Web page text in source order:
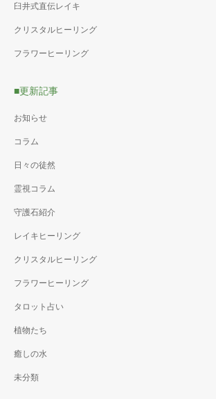
臼井式直伝レイキ
クリスタルヒーリング
フラワーヒーリング
■更新記事
お知らせ
コラム
日々の徒然
霊視コラム
守護石紹介
レイキヒーリング
クリスタルヒーリング
フラワーヒーリング
タロット占い
植物たち
癒しの水
未分類